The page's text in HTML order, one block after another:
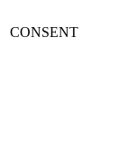
CONSENT